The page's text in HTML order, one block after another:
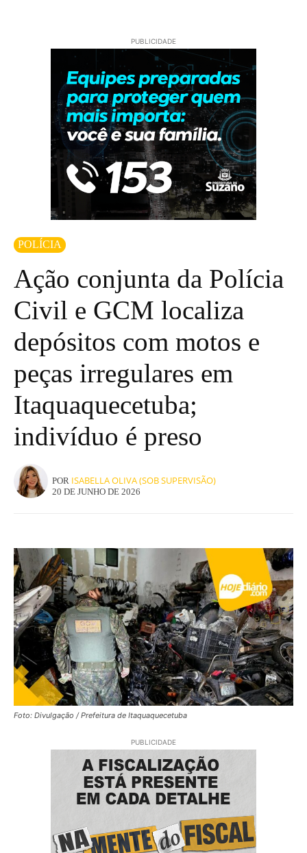
PUBLICIDADE
POLÍCIA
Ação conjunta da Polícia
Civil e GCM localiza
depósitos com motos e
peças irregulares em
Itaquaquecetuba;
indivíduo é preso
POR ISABELLA OLIVA (SOB SUPERVISÃO)
20 DE JUNHO DE 2026
Foto: Divulgação / Prefeitura de Itaquaquecetuba
PUBLICIDADE